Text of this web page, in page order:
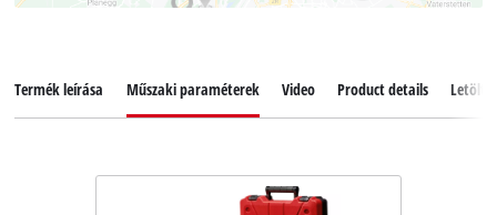
Termék leírása Műszaki paraméterek Video Product details